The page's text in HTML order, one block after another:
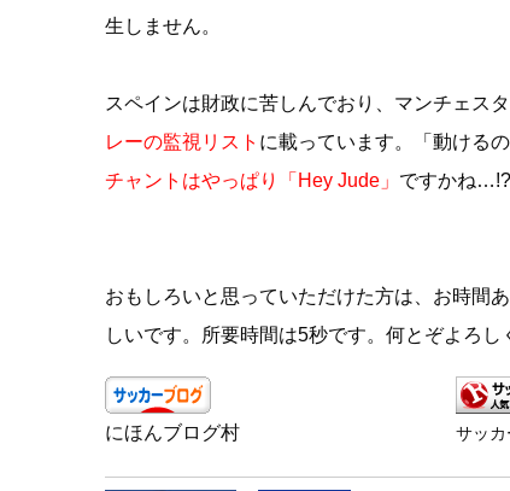
生しません。
スペインは財政に苦しんでおり、マンチェス
レーの監視リスト に載っています。「動ける
チャントはやっぱり「Hey Jude」 ですかね
おもしろいと思っていただけた方は、お時間
しいです。所要時間は5秒です。何とぞよろし
にほんブログ村 サッ